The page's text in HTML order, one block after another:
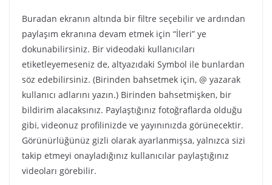
Buradan ekranın altında bir filtre seçebilir ve ardından
paylaşım ekranına devam etmek için “İleri” ye
dokunabilirsiniz. Bir videodaki kullanıcıları
etiketleyemeseniz de, altyazıdaki Symbol ile bunlardan
söz edebilirsiniz. (Birinden bahsetmek için, @ yazarak
kullanıcı adlarını yazın.) Birinden bahsetmişken, bir
bildirim alacaksınız. Paylaştığınız fotoğraflarda olduğu
gibi, videonuz profilinizde ve yayınınızda görünecektir.
Görünürlüğünüz gizli olarak ayarlanmışsa, yalnızca sizi
takip etmeyi onayladığınız kullanıcılar paylaştığınız
videoları görebilir.